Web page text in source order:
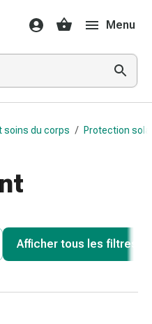
Menu
soins du corps / Protection
Afficher tous les filtres